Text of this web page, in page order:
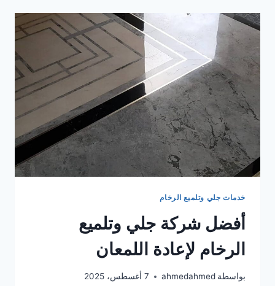
خدمات جلي وتلميع الرخام
أفضل شركة جلي وتلميع
الرخام لإعادة اللمعان
بواسطة ahmedahmed 7 أغسطس، 2025